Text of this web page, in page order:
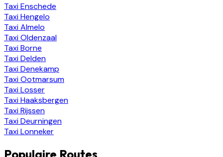
TaxiEnschede
TaxiHengelo
TaxiAlmelo
TaxiOldenzaal
TaxiBorne
TaxiDelden
TaxiDenekamp
TaxiOotmarsum
TaxiLosser
TaxiHaaksbergen
TaxiRijssen
TaxiDeurningen
TaxiLonneker
Populaire Routes